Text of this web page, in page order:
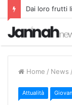
Dai loro frutti
Home / News /
Attualità